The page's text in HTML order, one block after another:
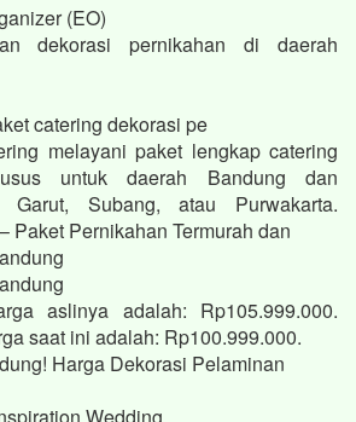
(EO)
dekorasi pernikahan di daerah
catering dekorasi pe
melayani paket lengkap catering
untuk daerah Bandung dan
Garut, Subang, atau Purwakarta.
Paket Pernikahan Termurah dan
aslinya adalah: Rp105.999.000.
saat ini adalah: Rp100.999.000.
Harga Dekorasi Pelaminan